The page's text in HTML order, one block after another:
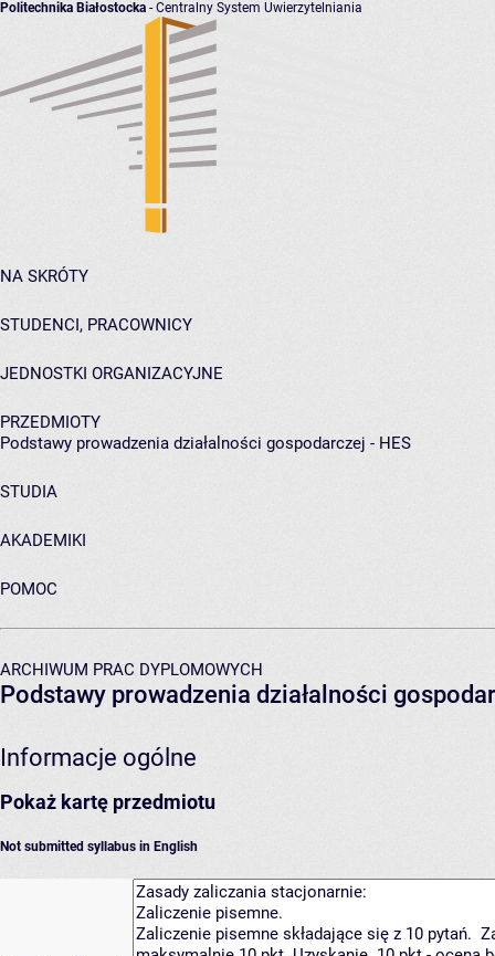
Politechnika Białostocka - Centralny System Uwierzytelniania
NA SKRÓTY
STUDENCI, PRACOWNICY
JEDNOSTKI ORGANIZACYJNE
PRZEDMIOTY
Podstawy prowadzenia działalności gospodarczej - HES
STUDIA
AKADEMIKI
POMOC
ARCHIWUM PRAC DYPLOMOWYCH
Podstawy prowadzenia działalności
Informacje ogólne
Pokaż kartę przedmiotu
Not submitted syllabus in English